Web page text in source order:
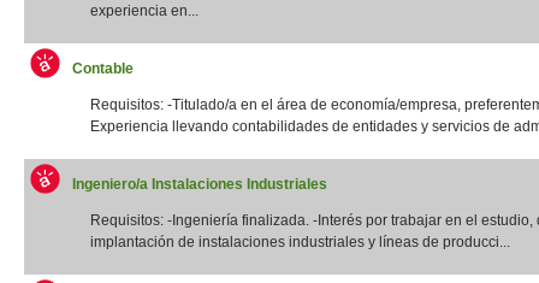
experiencia en...
Contable
Requisitos: -Titulado/a en el área de economía/empresa,
Experiencia llevando contabilidades de entidades y servicios de
Ingeniero/a Instalaciones Industriales
Requisitos: -Ingeniería finalizada. -Interés por trabajar en el estudio,
implantación de instalaciones industriales y líneas de producci...